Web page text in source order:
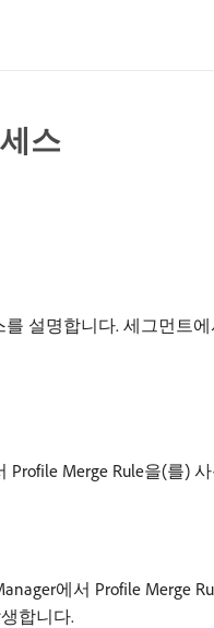
스
설명합니다. 세그먼트
Profile Merge Rule을(를)
에서 Profile Merge
합니다.